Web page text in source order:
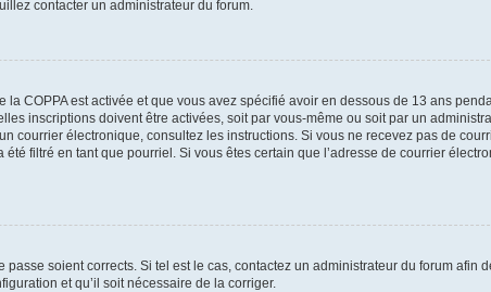
contacter un administrateur du forum.
COPPA est activée et que vous avez spécifié avoir en dessous de 13 ans
inscriptions doivent être activées, soit par vous-même ou soit par un
courrier électronique, consultez les instructions. Si vous ne recevez pas de
filtré en tant que pourriel. Si vous êtes certain que l’adresse de courrier
soient corrects. Si tel est le cas, contactez un administrateur du forum afin
et qu’il soit nécessaire de la corriger.